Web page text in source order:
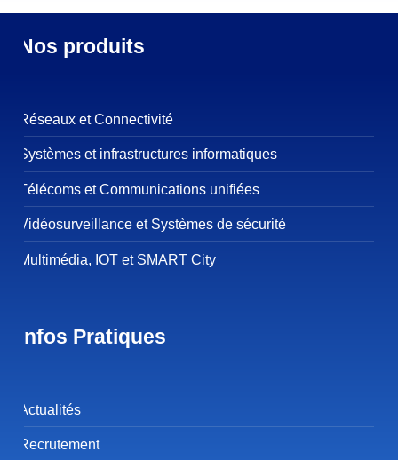
Nos produits
Réseaux et Connectivité
Systèmes et infrastructures informatiques
Télécoms et Communications unifiées
Vidéosurveillance et Systèmes de sécurité
Multimédia, IOT et SMART City
Infos Pratiques
Actualités
Recrutement